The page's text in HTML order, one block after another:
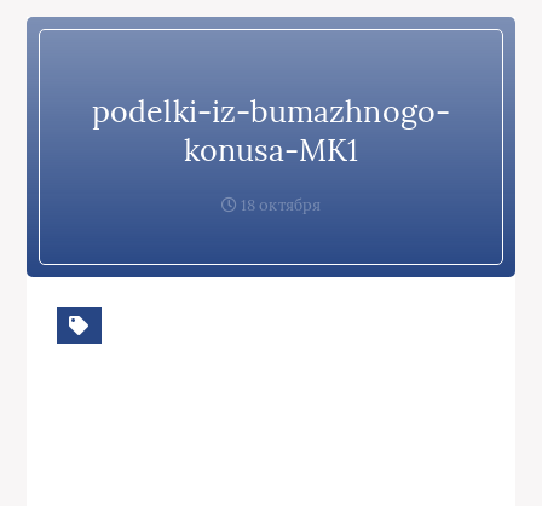
podelki-iz-bumazhnogo-
konusa-MK1
18 октября